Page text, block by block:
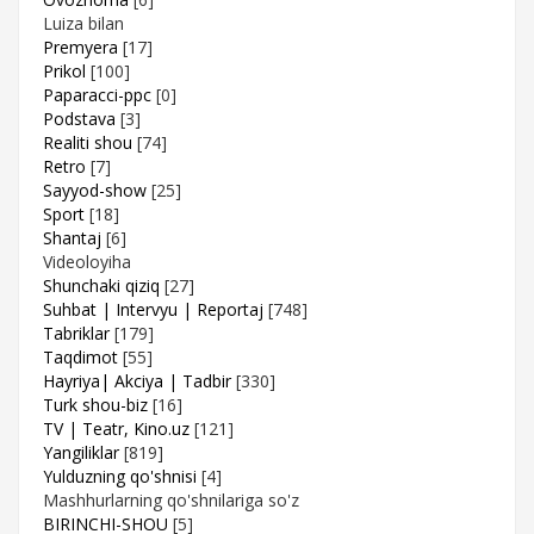
Luiza bilan
Premyera [17]
Prikol [100]
Paparacci-ppc [0]
Podstava [3]
Realiti shou [74]
Retro [7]
Sayyod-show [25]
Sport [18]
Shantaj [6]
Videoloyiha
Shunchaki qiziq [27]
Suhbat | Intervyu | Reportaj [748]
Tabriklar [179]
Taqdimot [55]
Hayriya| Akciya | Tadbir [330]
Turk shou-biz [16]
TV | Teatr, Kino.uz [121]
Yangiliklar [819]
Yulduzning qo'shnisi [4]
Mashhurlarning qo'shnilariga so'z
BIRINCHI-SHOU [5]